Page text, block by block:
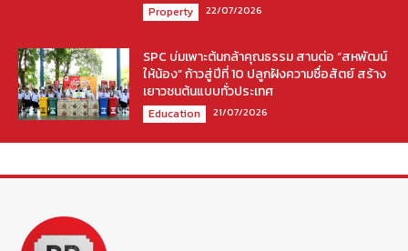
Property 22/07/2026
SPC บ่มเพาะต้นกล้าคุณธรรม สานต่อ “สหพัฒน์
ให้น้อง” ก้าวสู่ปีที่ 10 ปลูกฝังความซื่อสัตย์ สร้าง
เยาวชนต้นแบบทั่วประเทศ
Education 21/07/2026